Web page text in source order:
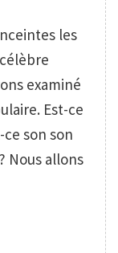
les
examiné
Est-ce
son son
Nous allons